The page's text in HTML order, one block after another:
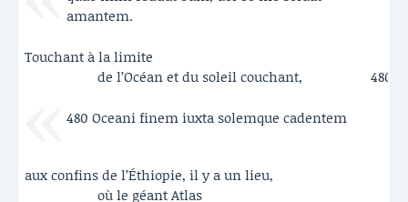
amantem.
Touchant à la limite
de l’Océan et du soleil couchant,
480
480 Oceani finem iuxta solemque cadentem
aux confins de l’Éthiopie, il y a un lieu,
où le géant Atlas